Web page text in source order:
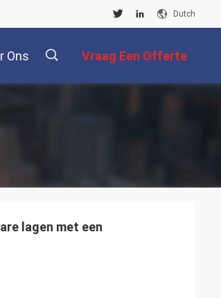
Dutch
Ons Vraag Een Offerte
lagen met een